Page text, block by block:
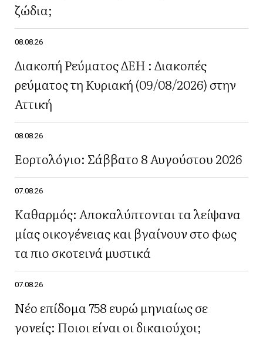
ζώδια;
08.08.26
Διακοπή Ρεύματος ΔΕΗ : Διακοπές
ρεύματος τη Κυριακή (09/08/2026) στην
Αττική
08.08.26
Εορτολόγιο: Σάββατο 8 Αυγούστου 2026
07.08.26
Καθαρμός: Αποκαλύπτονται τα λείψανα
μίας οικογένειας και βγαίνουν στο φως
τα πιο σκοτεινά μυστικά
07.08.26
Νέο επίδομα 758 ευρώ μηνιαίως σε
γονείς: Ποιοι είναι οι δικαιούχοι;